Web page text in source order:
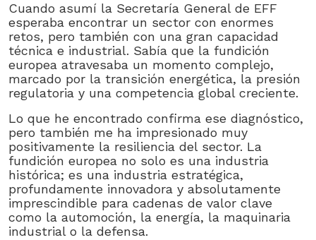
Cuando asumí la Secretaría General de EFF
esperaba encontrar un sector con enormes
retos, pero también con una gran capacidad
técnica e industrial. Sabía que la fundición
europea atravesaba un momento complejo,
marcado por la transición energética, la presión
regulatoria y una competencia global creciente.
Lo que he encontrado confirma ese diagnóstico,
pero también me ha impresionado muy
positivamente la resiliencia del sector. La
fundición europea no solo es una industria
histórica; es una industria estratégica,
profundamente innovadora y absolutamente
imprescindible para cadenas de valor clave
como la automoción, la energía, la maquinaria
industrial o la defensa.